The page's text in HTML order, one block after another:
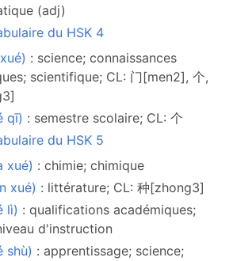
(adj)
du HSK 4
: science; connaissances
scientifique; CL: 门[men2], 个,
qī) : semestre scolaire; CL: 个
du HSK 5
xué) : chimie; chimique
xué) : littérature; CL: 种[zhong3]
lì) : qualifications académiques;
d'instruction
shù) : apprentissage; science;